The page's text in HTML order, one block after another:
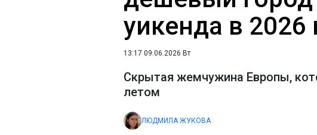
уикенда в 2026
13:17 09.06.2026 Вт
Скрытая жемчужина Европы,
летом
ЛЮДМИЛА ЖУКОВА